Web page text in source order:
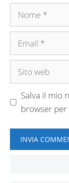
Nome
Email
Sito
Salva il mio
browser